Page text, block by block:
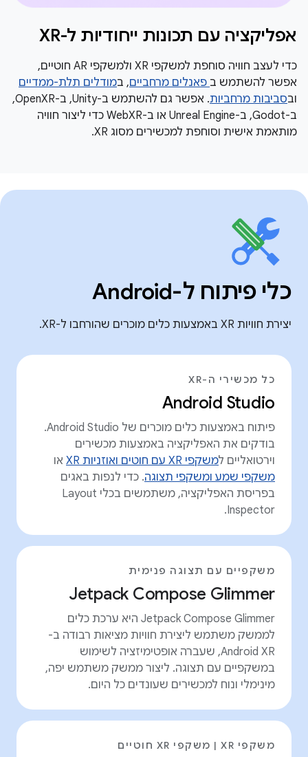
אפליקציה עם תכונות ייחודיות ל-XR
כדי לעצב חוויה סוחפת למשקפי XR ולמשקפי AR חוטיים,
אפשר להשתמש ב פאנלים מרחביים, במודלים תלת-ממדיים
ובסביבות מרחביות
. אפשר גם להשתמש ב-Unity, ב-OpenXR,
ב-Godot, ב-Unreal Engine או ב-WebXR כדי ליצור חוויה
מותאמת אישית וסוחפת למכשירים מסוג XR.
כלי פיתוח ל-Android
יצירת חוויות XR באמצעות כלים מוכרים שהורחבו ל-XR.
כל מכשירי ה-XR
Android Studio
פיתוח באמצעות כלים מוכרים של Android Studio.
בודקים את האפליקציה באמצעות מכשירים
וירטואליים למשקפי XR עם חוטים ואוזניות XR
או
משקפי שמע ומשקפי תצוגה. כדי לנפות באגים
בפריסת האפליקציה, משתמשים בכלי Layout
Inspector.
משקפיים עם תצוגה פנימית
Jetpack Compose Glimmer
‫Jetpack Compose Glimmer היא ערכת כלים
לממשק משתמש ליצירת חוויות מציאות רבודה ב-
Android XR, שעברה אופטימיזציה לשימוש
במשקפיים עם תצוגה. ליצור ממשק משתמש יפה,
מינימלי ונוח למכשירים שעונדים כל היום.
משקפי XR | משקפי XR חוטיים